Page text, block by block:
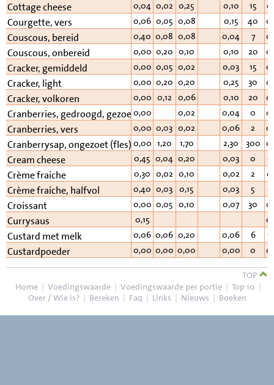
Cottage cheese 0,04 0,02 0,25 0,10 15
Courgette, vers 0,06 0,05 0,08 0,15 40
Couscous, bereid 0,40 0,08 0,08 0,04 7
Couscous, onbereid 0,00 0,20 0,10 0,10 20
Cracker, gemiddeld 0,00 0,05 0,02 0,03 15
Cracker, light 0,00 0,20 0,20 0,25 30
Cracker, volkoren 0,00 0,12 0,06 0,10 20
Cranberries, gedroogd, gezoet0,00 0,02 0,04 0
Cranberries, vers 0,00 0,03 0,02 0,06 2
Cranberrysap, ongezoet (fles) 0,00 1,20 1,70 2,30 300
Cream cheese 0,45 0,04 0,20 0,03 0
Crème fraiche 0,30 0,02 0,10 0,02 2
Crème fraiche, halfvol 0,40 0,03 0,15 0,03 5
Croissant 0,00 0,05 0,10 0,07 30
Currysaus 0,15
Custard met melk 0,06 0,06 0,20 0,06 6
Custardpoeder 0,00 0,00 0,00 0,00 0
TOP
Home | Voedingswaarde | Voedingswaarde per portie | Top 10 |
Over / Wie is? | Bereken | Faq | Links | Nieuws | Boeken